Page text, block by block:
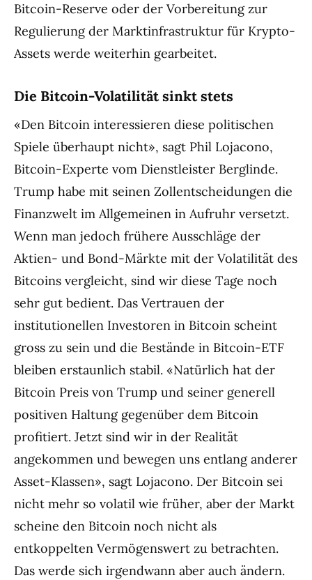
Bitcoin-Reserve oder der Vorbereitung zur
Regulierung der Marktinfrastruktur für Krypto-
Assets werde weiterhin gearbeitet.
Die Bitcoin-Volatilität sinkt stets
«Den Bitcoin interessieren diese politischen
Spiele überhaupt nicht», sagt Phil Lojacono,
Bitcoin-Experte vom Dienstleister Berglinde.
Trump habe mit seinen Zollentscheidungen die
Finanzwelt im Allgemeinen in Aufruhr versetzt.
Wenn man jedoch frühere Ausschläge der
Aktien- und Bond-Märkte mit der Volatilität des
Bitcoins vergleicht, sind wir diese Tage noch
sehr gut bedient. Das Vertrauen der
institutionellen Investoren in Bitcoin scheint
gross zu sein und die Bestände in Bitcoin-ETF
bleiben erstaunlich stabil. «Natürlich hat der
Bitcoin Preis von Trump und seiner generell
positiven Haltung gegenüber dem Bitcoin
profitiert. Jetzt sind wir in der Realität
angekommen und bewegen uns entlang anderer
Asset-Klassen», sagt Lojacono. Der Bitcoin sei
nicht mehr so volatil wie früher, aber der Markt
scheine den Bitcoin noch nicht als
entkoppelten Vermögenswert zu betrachten.
Das werde sich irgendwann aber auch ändern.